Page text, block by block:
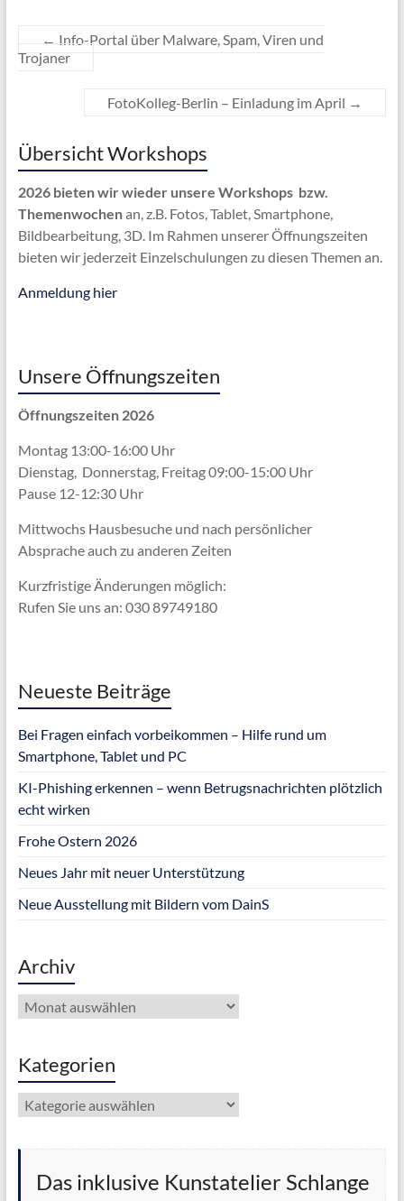
← Info-Portal über Malware, Spam, Viren und
Trojaner
FotoKolleg-Berlin – Einladung im April →
Übersicht Workshops
2026 bieten wir wieder unsere Workshops bzw.
Themenwochenan, z.B. Fotos, Tablet, Smartphone,
Bildbearbeitung, 3D. Im Rahmen unserer Öffnungszeiten
bieten wir jederzeit Einzelschulungen zu diesen Themen an.
Anmeldung hier
Unsere Öffnungszeiten
Öffnungszeiten 2026
Montag 13:00-16:00 Uhr
Dienstag, Donnerstag, Freitag 09:00-15:00 Uhr
Pause 12-12:30 Uhr
Mittwochs Hausbesuche und nach persönlicher
Abspracheauch zu anderen Zeiten
Kurzfristige Änderungen möglich:
Rufen Sie uns an: 030 89749180
Neueste Beiträge
Bei Fragen einfach vorbeikommen – Hilfe rund um
Smartphone, Tablet und PC
KI-Phishing erkennen – wenn Betrugsnachrichten plötzlich
echt wirken
Frohe Ostern 2026
Neues Jahr mit neuer Unterstützung
Neue Ausstellung mit Bildern vom DainS
Archiv
Archiv
Kategorien
Kategorien
Das inklusive Kunstatelier Schlange